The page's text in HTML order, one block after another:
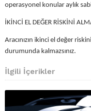
operasyonel konular aylık
İKİNCİ EL DEĞER RİSKİNİ
Aracınızın ikinci el değer
durumunda kalmazsınız.
İlgili İçerikler